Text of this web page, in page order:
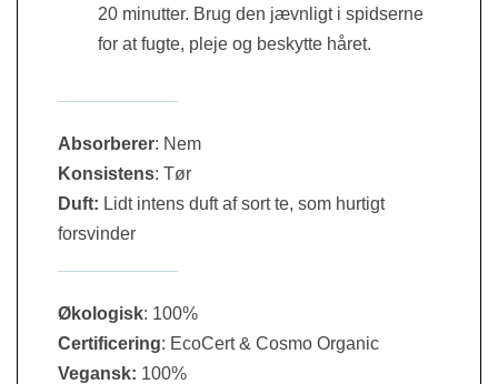
20 minutter. Brug den jævnligt i spidserne
for at fugte, pleje og beskytte håret.
Absorberer: Nem
Konsistens: Tør
Duft: Lidt intens duft af sort te, som hurtigt
forsvinder
Økologisk: 100%
Certificering: EcoCert & Cosmo Organic
Vegansk: 100%